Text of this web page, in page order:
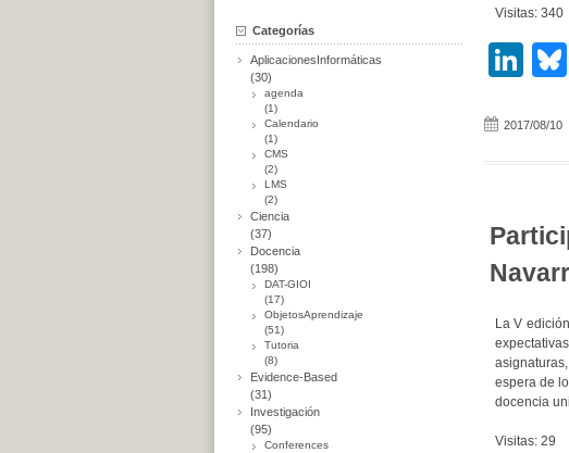
Visitas: 340
2017/08/10
La V
espera de
docencia
Visitas: 29
Categorías
AplicacionesInformáticas
(30)
agenda
(1)
Calendario
(1)
CMS
(2)
LMS
(2)
Ciencia
(37)
Docencia
(198)
DAT-GIOI
(17)
ObjetosAprendizaje
(51)
Tutoria
(8)
Evidence-Based
(31)
Investigación
(95)
Conferences